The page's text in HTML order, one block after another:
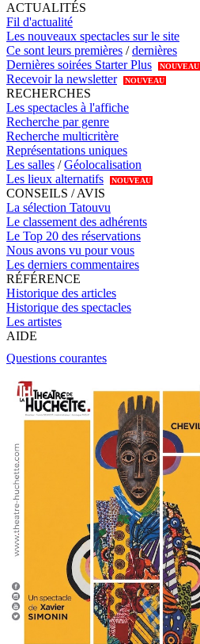
ACTUALITÉS
Fil d'actualité
Les nouveaux spectacles sur le site
Ce sont leurs premières /dernières
Dernières soirées Starter Plus
NOUVEAU
Recevoir la newsletter NOUVEAU
RECHERCHES
Les spectacles à l'affiche
Recherche par genre
Recherche multicritère
Représentations uniques
Les salles /Géolocalisation
Les lieux alternatifs
NOUVEAU
CONSEILS / AVIS
La sélection Tatouvu
Le classement des adhérents
Le Top 20 des réservations
Nous avons vu pour vous
Les derniers commentaires
RÉFÉRENCE
Historique des articles
Historique des spectacles
Les artistes
AIDE
Questions courantes